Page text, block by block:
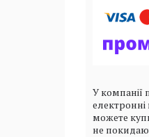
У компанії
електронні
можете
не